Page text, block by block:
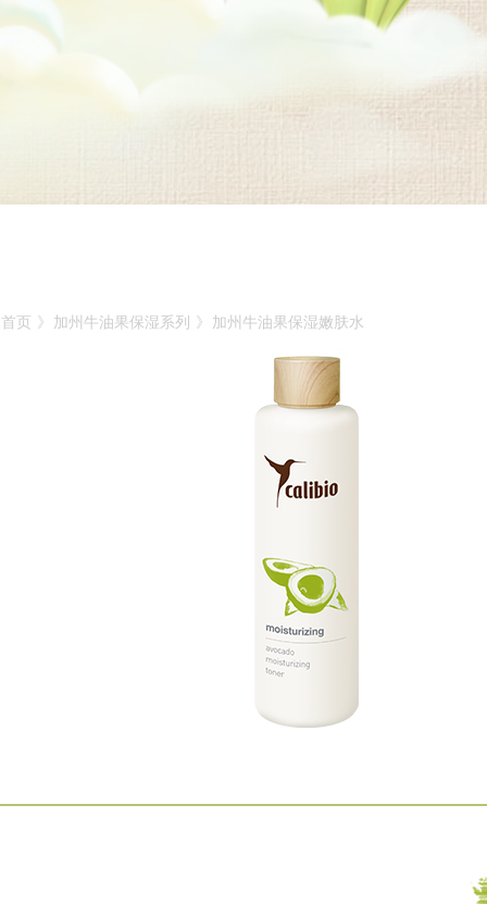
首页 》 加州牛油果保湿系列 》 加州牛油果保湿嫩肤水